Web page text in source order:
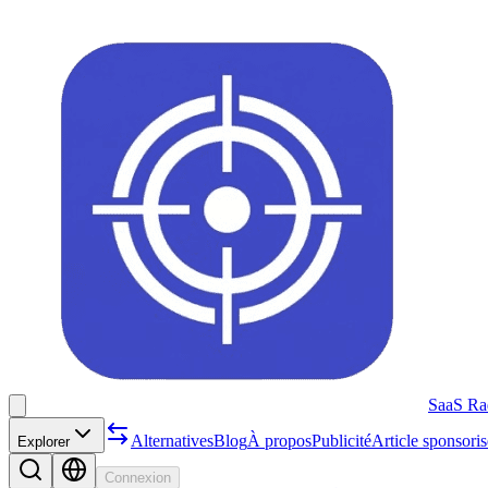
SaaS
Explorer AlternativesBlogÀ proposPublicitéArticle
Connexion